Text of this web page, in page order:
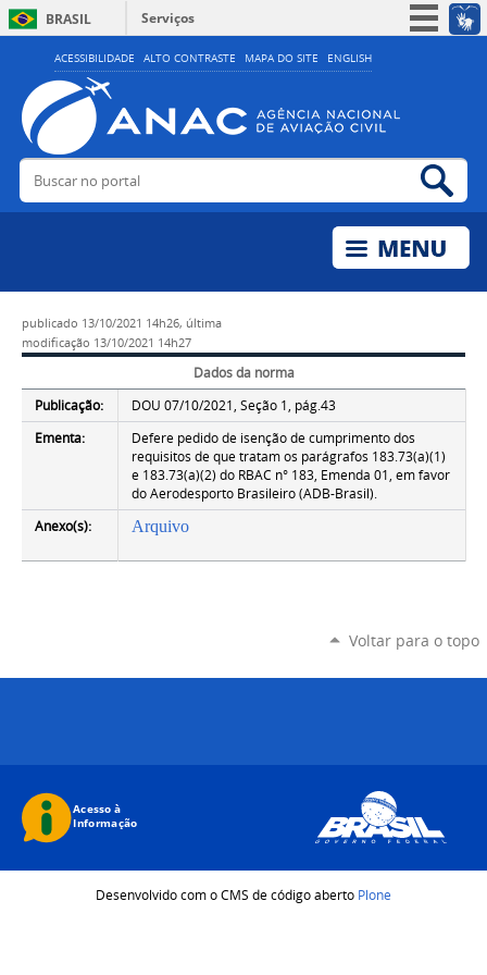
ACESSIBILIDADE ALTO CONTRASTE MAPA DO SITE ENGLISH
BRASIL
Serviços
Simplifique!
Acesso à informação
Legislação
Buscar no portal
publicado 13/10/2021 14h26, última
modificação 13/10/2021 14h27
Dados da norma
Publicação:
DOU 07/10/2021, Seção 1, pág.43
Ementa:
Defere pedido de isenção de cumprimento dos
requisitos de que tratam os parágrafos 183.73(a)(1)
e 183.73(a)(2) do RBAC n° 183, Emenda 01, em favor
do Aerodesporto Brasileiro (ADB-Brasil).
Anexo(s):
Arquivo
Voltar para o topo
Desenvolvido com o CMS de código aberto Plone